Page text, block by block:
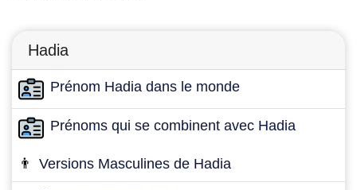
Hadia
Prénom Hadia dans le monde
Prénoms qui se combinent avec Hadia
👨 Versions Masculines de Hadia